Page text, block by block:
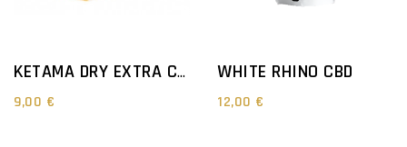
KETAMA DRY EXTRA CBD
9,00 €
WHITE RHINO CBD
12,00 €